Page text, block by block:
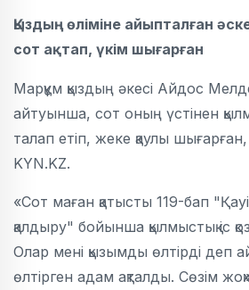
Қыздың өліміне айыпталған
сот ақтап, үкім шығарған
Марқұм қыздың әкесі Айдос
айтуынша, сот оның үстінен
талап етіп, жеке қаулы
KYN.KZ.
«Сот маған қатысты 119-бап
қалдыру" бойынша қылмыстық іс
Олар мені қызымды өлтірді деп
өлтірген адам ақталды. Сөзім